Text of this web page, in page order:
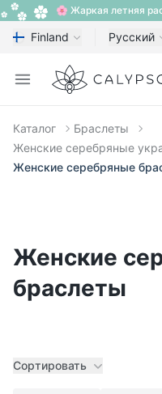
🌸 Жаркая летняя
Finland Русский
Open menu
Calypso
Каталог
Браслеты
Женские серебряные
Женские серебряные
Женские
браслеты
Сортировать